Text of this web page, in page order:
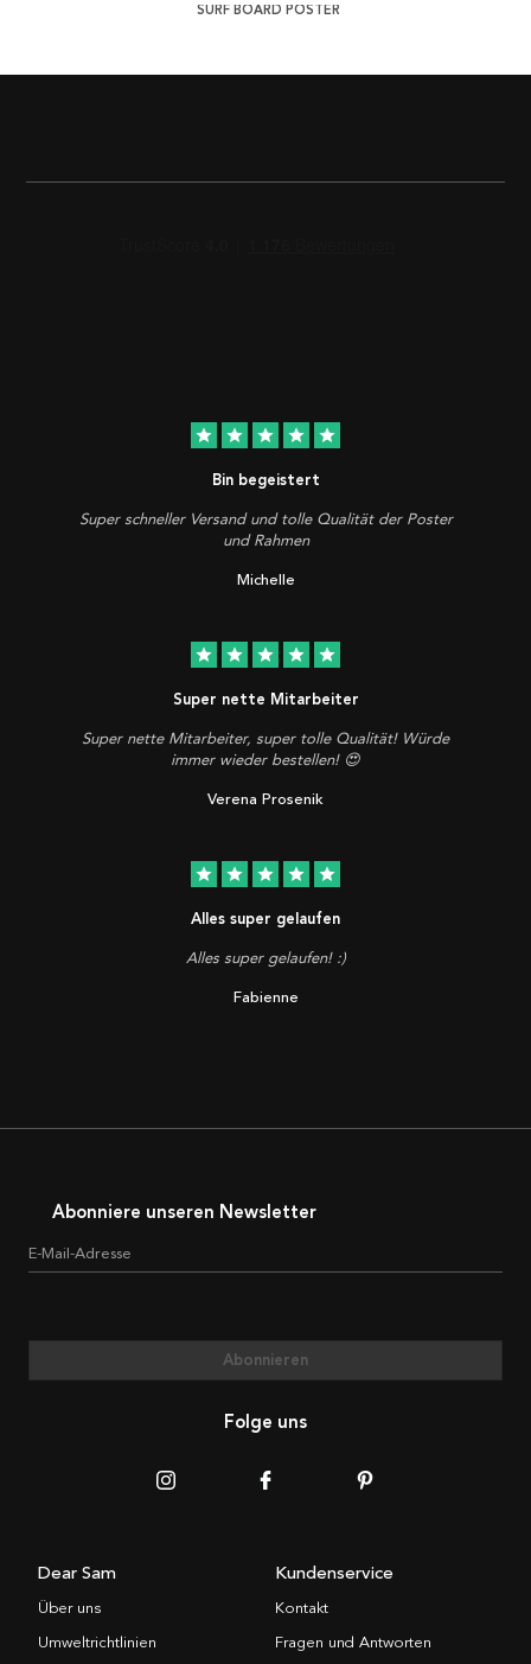
SURF BOARD POSTER
star star star star star
Bin begeistert
Super schneller Versand und tolle Qualität der Poster
und Rahmen
Michelle
star star star star star
Super nette Mitarbeiter
Super nette Mitarbeiter, super tolle Qualität! Würde
immer wieder bestellen! 😍
Verena Prosenik
star star star star star
Alles super gelaufen
Alles super gelaufen! :)
Fabienne
Abonniere unseren Newsletter
E-Mail-Adresse
Abonnieren
Folge uns
Dear Sam
Über uns
Umweltrichtlinien
Kundenservice
Kontakt
Fragen und Antworten